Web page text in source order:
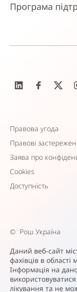
Програма
Правова угода
Правові
Заява про
Cookies
Доступність
© Рош Україна
Даний веб-сайт
фахівців в
Інформація на
використовуватися
лікування та не